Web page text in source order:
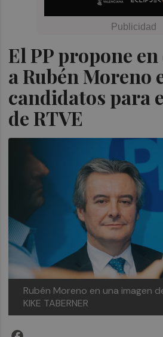
El PP propone
a Rubén Moreno
candidatos para
de RTVE
Rubén Moreno en una imagen
KIKE TABERNER